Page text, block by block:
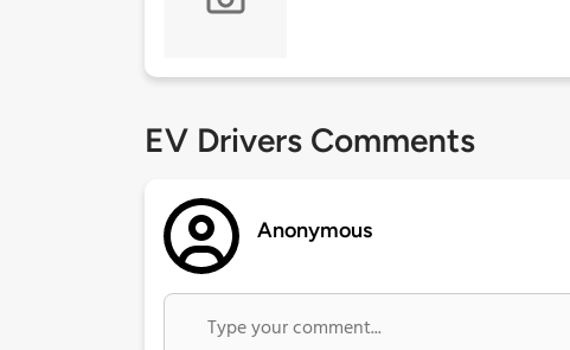
EV Drivers Comments
Anonymous